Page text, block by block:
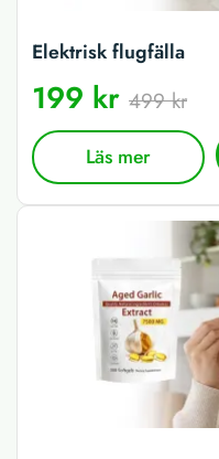
Elektrisk flugfälla
199 kr 499 kr
Läs mer